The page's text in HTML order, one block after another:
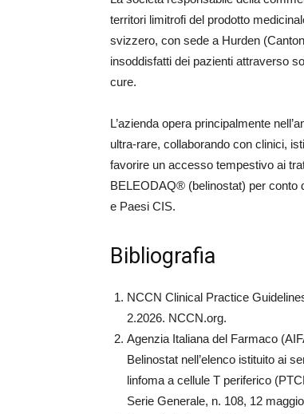
territori limitrofi del prodotto
svizzero, con sede a Hurden
insoddisfatti dei pazienti attraverso
cure.
L’azienda opera principalmente
ultra-rare, collaborando con clinici,
favorire un accesso tempestivo ai
BELEODAQ® (belinostat) per conto
e Paesi CIS.
Bibliografia
NCCN Clinical Practice
2.2026. NCCN.org.
Agenzia Italiana del Farmaco
Belinostat nell’elenco istituito ai
linfoma a cellule T periferico
Serie Generale, n. 108, 12